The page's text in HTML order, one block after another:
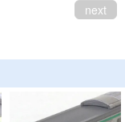
next